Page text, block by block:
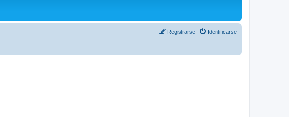
Identificarse
Registrarse